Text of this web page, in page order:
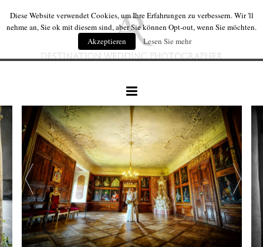
hochzeiten
hochzeit produkte
wir
Diese Website verwendet Cookies, um Ihre Erfahrungen zu verbessern. Wir 'll
nehme an, Sie ok mit diesem sind, aber Sie können Opt-out, wenn Sie möchten.
Akzeptieren
Lesen Sie mehr